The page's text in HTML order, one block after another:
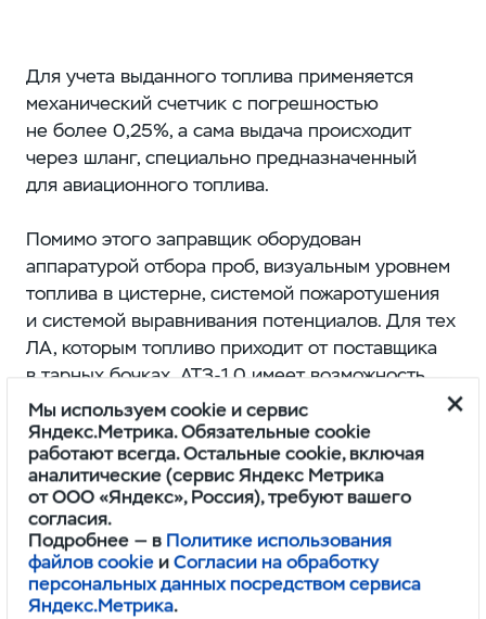
Для учета выданного топлива применяется
механический счетчик с погрешностью
не более 0,25%, а сама выдача происходит
через шланг, специально предназначенный
для авиационного топлива.
Помимо этого заправщик оборудован
аппаратурой отбора проб, визуальным уровнем
топлива в цистерне, системой пожаротушения
и системой выравнивания потенциалов. Для тех
ЛА, которым топливо приходит от поставщика
в тарных бочках, АТЗ-1,0 имеет возможность
самостоятельно наполнять цистерну
собственным насосом, а не брать наливом
с резервуара.
Мы используем cookie и сервис
Яндекс.Метрика. Обязательные cookie
работают всегда. Остальные cookie, включая
аналитические (сервис Яндекс Метрика
от ООО «Яндекс», Россия), требуют вашего
согласия.
Подробнее — в Политике использования
файлов cookie иСогласии на обработку
персональных данных посредством сервиса
Яндекс.Метрика.